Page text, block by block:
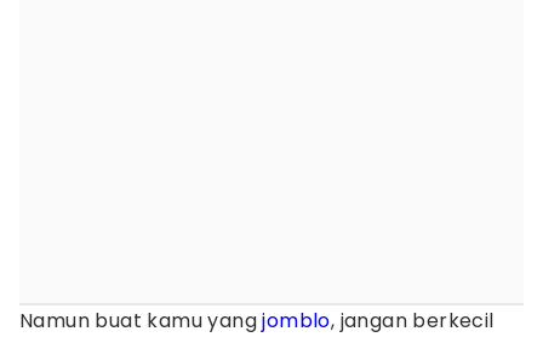
Namun buat kamu yangjomblo, jangan berkecil